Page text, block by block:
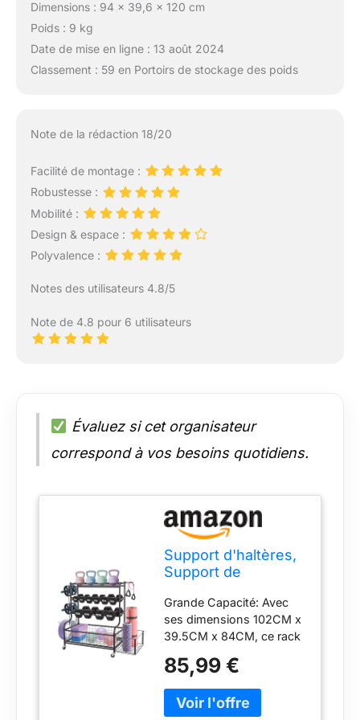
Dimensions : 94 x 39,6 x 120 cm
Poids : 9 kg
Date de mise en ligne : 13 août 2024
Classement : 59 en Portoirs de stockage des poids
Note de la rédaction 18/20
Facilité de montage :
Robustesse :
Mobilité :
Design & espace :
Polyvalence :
Notes des utilisateurs 4.8/5
Note de 4.8 pour 6 utilisateurs
Évaluez si cet organisateur
correspond à vos besoins quotidiens.
Support d'haltères,
Support de
39.5x84CM Avec
Crochets Roues
Grande Capacité​: Avec
ses dimensions ​​102CM x
39.5CM x 84CM​​, ce rack
les foyers grâce à son
espace de rangement
généreux. Stockez
85,99 €